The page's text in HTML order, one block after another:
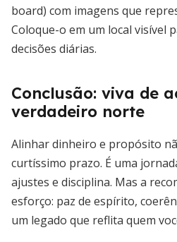
board) com imagens que
Coloque-o em um local visível
decisões diárias.
Conclusão: viva de
verdadeiro norte
Alinhar dinheiro e propósito
curtíssimo prazo. É uma
ajustes e disciplina. Mas a
esforço: paz de espírito,
um legado que reflita quem